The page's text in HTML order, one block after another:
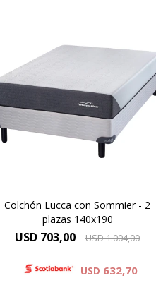
Espuma Premium - ONE SIDE,
Altura de colchón 25 cm y 60cm
la suma del colchón y el sommier.
Alta Densidad 30 Kg
Resistencia y Confort
Colchón Lucca con Sommier - 2
plazas 140x190
USD 703,00 USD1.004,00
USD 632,70